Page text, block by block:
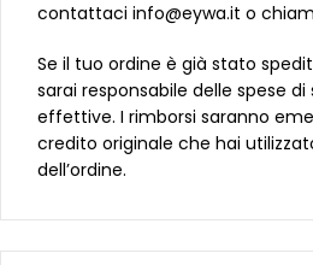
contattaci info@eywa.it o
Se il tuo ordine è già stato
sarai responsabile delle spese
effettive. I rimborsi saranno
credito originale che hai
dell’ordine.